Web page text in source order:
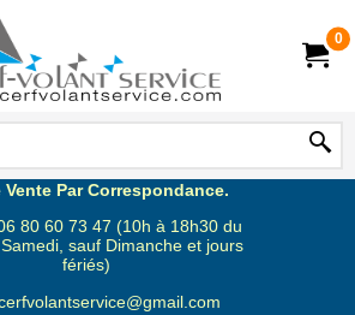
0
Vente Par Correspondance.
80 60 73 47 (10h à 18h30 du
sauf Dimanche et jours
fériés)